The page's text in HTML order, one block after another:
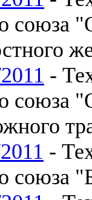
союза
-
союза
-
союза